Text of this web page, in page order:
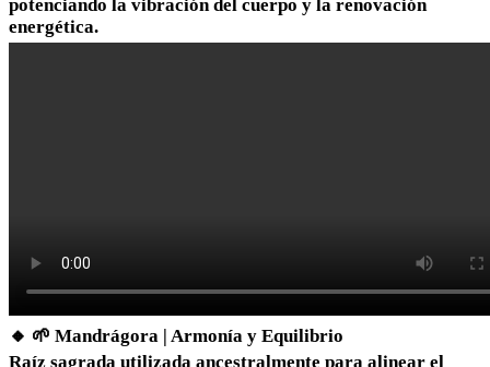
potenciando la vibración del cuerpo y la renovación
energética.
🔸 🌱 Mandrágora | Armonía y Equilibrio
Raíz sagrada utilizada ancestralmente para alinear el